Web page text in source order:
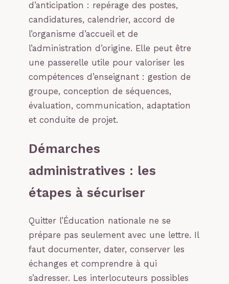
d’anticipation : repérage des postes,
candidatures, calendrier, accord de
l’organisme d’accueil et de
l’administration d’origine. Elle peut être
une passerelle utile pour valoriser les
compétences d’enseignant : gestion de
groupe, conception de séquences,
évaluation, communication, adaptation
et conduite de projet.
Démarches
administratives : les
étapes à sécuriser
Quitter l’Éducation nationale ne se
prépare pas seulement avec une lettre. Il
faut documenter, dater, conserver les
échanges et comprendre à qui
s’adresser. Les interlocuteurs possibles